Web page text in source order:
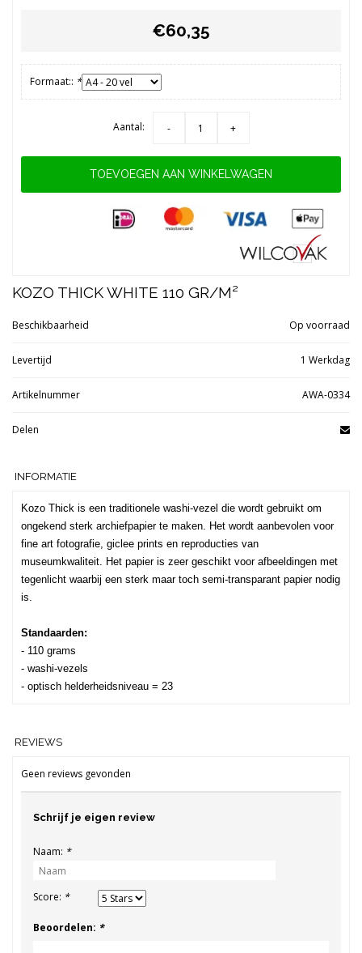
€60,35
Formaat:: *
Aantal: - +
TOEVOEGEN AAN WINKELWAGEN
KOZO THICK WHITE 110 GR/M²
Beschikbaarheid Op voorraad
Levertijd 1 Werkdag
Artikelnummer AWA-0334
Delen
INFORMATIE
Kozo Thick is een traditionele washi-vezel die wordt gebruikt om
ongekend sterk archiefpapier te maken. Het wordt aanbevolen voor
fine art fotografie, giclee prints en reproducties van
museumkwaliteit. Het papier is zeer geschikt voor afbeeldingen met
tegenlicht waarbij een sterk maar toch semi-transparant papier nodig
is.
Standaarden:
- 110 grams
- washi-vezels
- optisch helderheidsniveau = 23
REVIEWS
Geen reviews gevonden
Schrijf je eigen review
Naam: *
Score: *
Beoordelen: *